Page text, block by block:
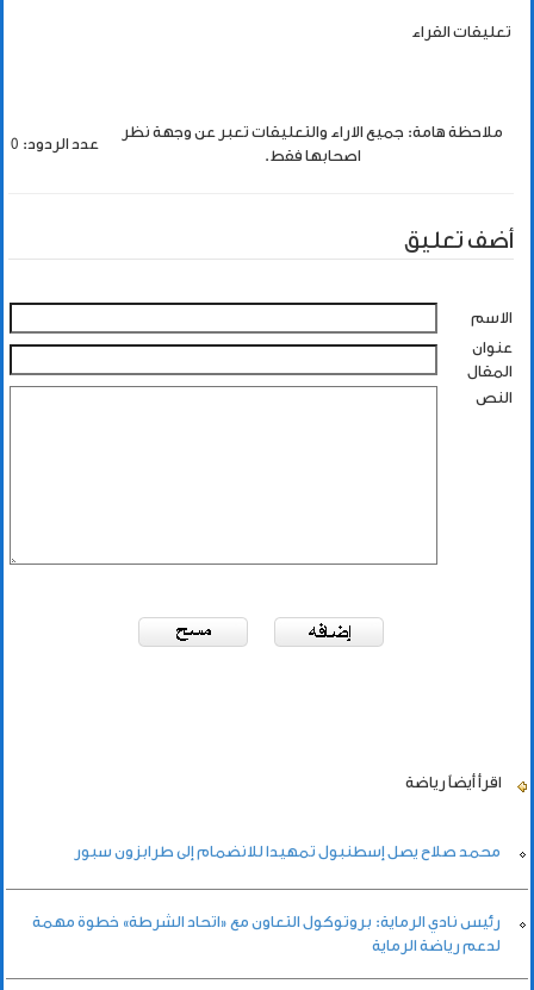
تعليقات القراء
ملاحظة هامة: جميع الاراء والتعليقات تعبر عن وجهة نظر
اصحابها فقط.
عدد الردود: 0
أضف تعليق
الاسم
عنوان
المقال
النص
اقرأ أيضاً رياضة
محمد صلاح يصل إسطنبول تمهيدا للانضمام إلى طرابزون سبور
رئيس نادي الرماية: بروتوكول التعاون مع «اتحاد الشرطة» خطوة مهمة
لدعم رياضة الرماية